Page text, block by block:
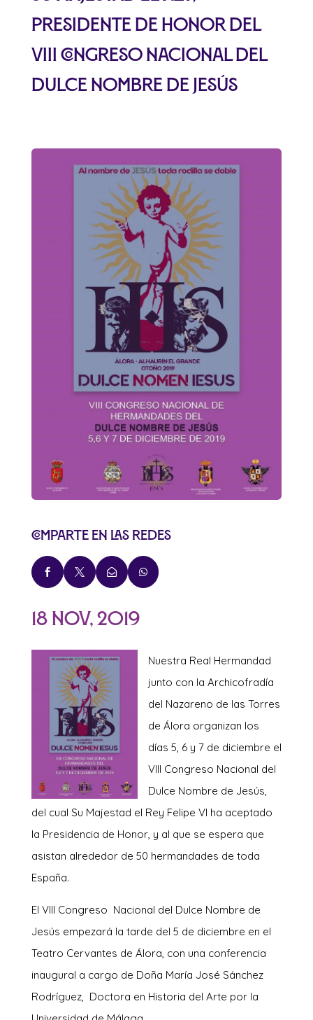
Presidente de Honor del
VIII Congreso Nacional del
Dulce Nombre de Jesús
Comparte en las redes
   
18 Nov, 2019
Nuestra Real Hermandad
junto con la Archicofradía
del Nazareno de las Torres
de Álora organizan los
días 5, 6 y 7 de diciembre el
VIII Congreso Nacional del
Dulce Nombre de Jesús,
del cual Su Majestad el Rey Felipe VI ha aceptado
la Presidencia de Honor, y al que se espera que
asistan alrededor de 50 hermandades de toda
España.
El VIII Congreso Nacional del Dulce Nombre de
Jesús empezará la tarde del 5 de diciembre en el
Teatro Cervantes de Álora, con una conferencia
inaugural a cargo de Doña María José Sánchez
Rodríguez, Doctora en Historia del Arte por la